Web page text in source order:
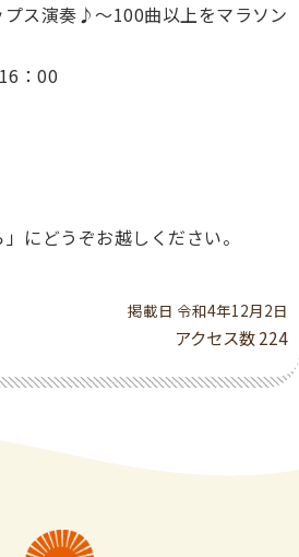
プス演奏♪～100曲以上をマラソン
：00
にどうぞお越しください。
掲載日 令和4年12月2日
アクセス数224